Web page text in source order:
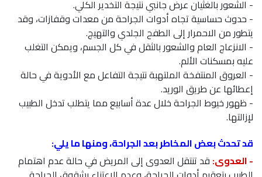
- الشعور بالغثيان عرض جانبي نتيجة التخدير الكلي.
- حدوث حساسية تجاه أدوات الجراحة من معدات وقفازات، وقد
يتطور من الاحمرار إلى الطفح الجلدي والتهيج.
- الانزعاج العام والشعور بالثقل في كل الجسم، ويمكن التغلب
عليه بمسكنات الألم.
- العروق المنتفخة الملتهبة نتيجة التفاعل مع الأدوية في حالة
إعطائها عن طريق الوريد.
- ظهور خيوط الجراحة خلال عدة أسابيع مما يتطلب تدخل الطبيب
لإزالتها.
قد تحدث بعض المخاطر بعد الجراحة، ومنها ما يلي:
- العدوى: قد تنتقل العدوى إلى المريض في حالة عدم اهتمام